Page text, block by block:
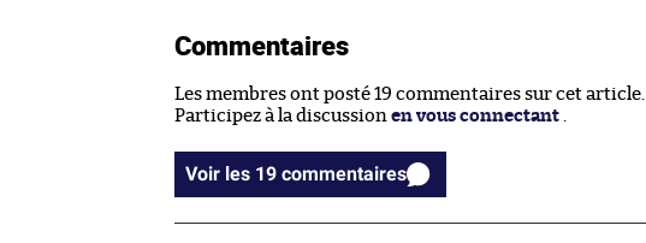
Commentaires
Les membres ont posté 19 commentaires sur cet article.
Participez à la discussion en vous connectant .
Voir les 19 commentaires